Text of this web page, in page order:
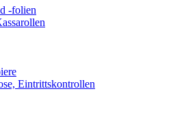
-folien
Eintrittskontrollen